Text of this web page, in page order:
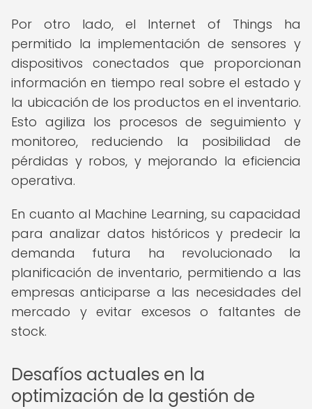
Por otro lado, el Internet of Things ha
permitido la implementación de sensores y
dispositivos conectados que proporcionan
información en tiempo real sobre el estado y
la ubicación de los productos en el inventario.
Esto agiliza los procesos de seguimiento y
monitoreo, reduciendo la posibilidad de
pérdidas y robos, y mejorando la eficiencia
operativa.
En cuanto al Machine Learning, su capacidad
para analizar datos históricos y predecir la
demanda futura ha revolucionado la
planificación de inventario, permitiendo a las
empresas anticiparse a las necesidades del
mercado y evitar excesos o faltantes de
stock.
Desafíos actuales en la
optimización de la gestión de